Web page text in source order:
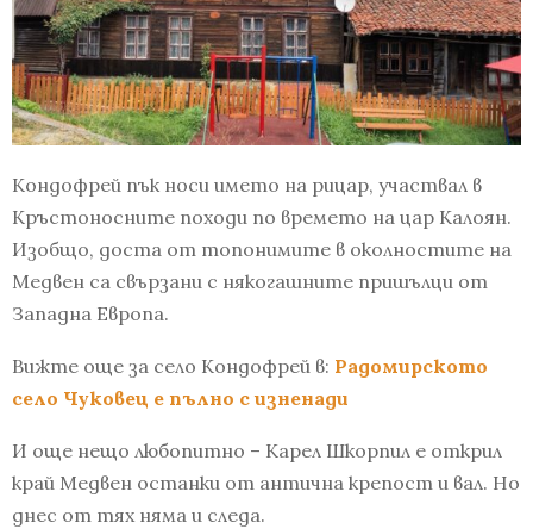
Кондофрей пък носи името на рицар, участвал в
Кръстоносните походи по времето на цар Калоян.
Изобщо, доста от топонимите в околностите на
Медвен са свързани с някогашните пришълци от
Западна Европа.
Вижте още за село Кондофрей в: Радомирското
село Чуковец е пълно с изненади
И още нещо любопитно – Карел Шкорпил е открил
край Медвен останки от антична крепост и вал. Но
днес от тях няма и следа.